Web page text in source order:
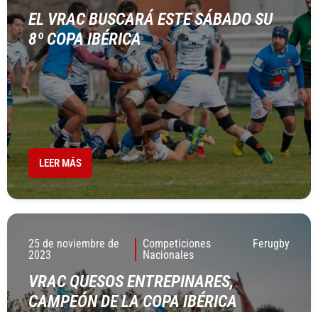
EL VRAC BUSCARÁ ESTE SÁBADO SU
8º COPA IBÉRICA
LEER MÁS
25 de noviembre de
2023
Competiciones
Nacionales
Ferugby
VRAC QUESOS ENTREPINARES,
CAMPEÓN DE LA COPA IBÉRICA